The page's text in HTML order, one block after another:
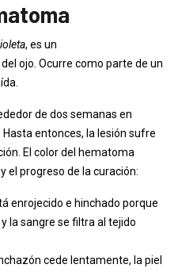
, es un
ojo. Ocurre como parte de un
de dos semanas en
entonces, la lesión sufre
El color del hematoma
el progreso de la curación:
enrojecido e hinchado porque
la sangre se filtra al tejido
cede lentamente, la piel